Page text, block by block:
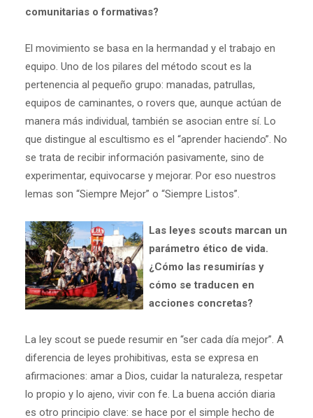
comunitarias o formativas?
El movimiento se basa en la hermandad y el trabajo en
equipo. Uno de los pilares del método scout es la
pertenencia al pequeño grupo: manadas, patrullas,
equipos de caminantes, o rovers que, aunque actúan de
manera más individual, también se asocian entre sí. Lo
que distingue al escultismo es el “aprender haciendo”. No
se trata de recibir información pasivamente, sino de
experimentar, equivocarse y mejorar. Por eso nuestros
lemas son “Siempre Mejor” o “Siempre Listos”.
Las leyes scouts marcan un
parámetro ético de vida.
¿Cómo las resumirías y
cómo se traducen en
acciones concretas?
La ley scout se puede resumir en “ser cada día mejor”. A
diferencia de leyes prohibitivas, esta se expresa en
afirmaciones: amar a Dios, cuidar la naturaleza, respetar
lo propio y lo ajeno, vivir con fe. La buena acción diaria
es otro principio clave: se hace por el simple hecho de